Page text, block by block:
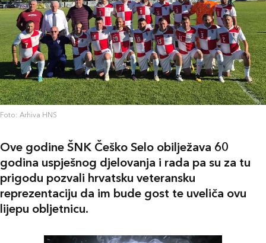
Foto: Arhiva HNS
Ove godine ŠNK Češko Selo obilježava 60
godina uspješnog djelovanja i rada pa su za tu
prigodu pozvali hrvatsku veteransku
reprezentaciju da im bude gost te uveliča ovu
lijepu obljetnicu.